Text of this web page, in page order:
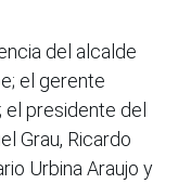
del alcalde
el gerente
el presidente del
Grau, Ricardo
Urbina Araujo y